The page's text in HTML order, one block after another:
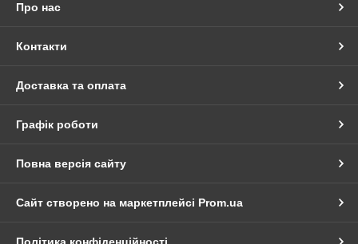
Про нас
Контакти
Доставка та оплата
Графік роботи
Повна версія сайту
Сайт створено на маркетплейсі Prom.ua